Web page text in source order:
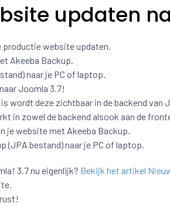
updaten
productie website updaten.
Akeeba Backup.
naar je PC of laptop.
Joomla 3.7!
wordt deze zichtbaar in de backend van
in zowel de backend alsook aan de
je website met Akeeba Backup.
(JPA bestand) naar je PC of laptop.
3.7 nu eigenlijk? Bekijk het artikel